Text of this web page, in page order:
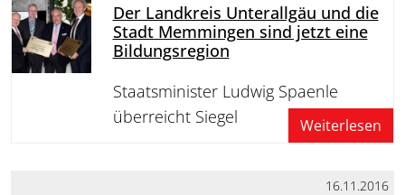
Der Landkreis Unterallgäu und die
Stadt Memmingen sind jetzt eine
Bildungsregion
Staatsminister Ludwig Spaenle
überreicht Siegel
Weiterlesen
16.11.2016